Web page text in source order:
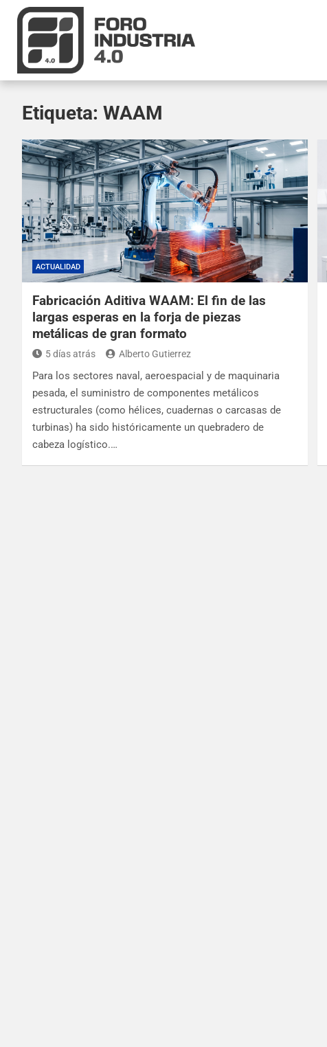
Etiqueta: WAAM
ACTUALIDAD
Fabricación Aditiva WAAM: El fin de las
largas esperas en la forja de piezas
metálicas de gran formato
5 días atrás Alberto Gutierrez
Para los sectores naval, aeroespacial y de maquinaria
pesada, el suministro de componentes metálicos
estructurales (como hélices, cuadernas o carcasas de
turbinas) ha sido históricamente un quebradero de
cabeza logístico.…